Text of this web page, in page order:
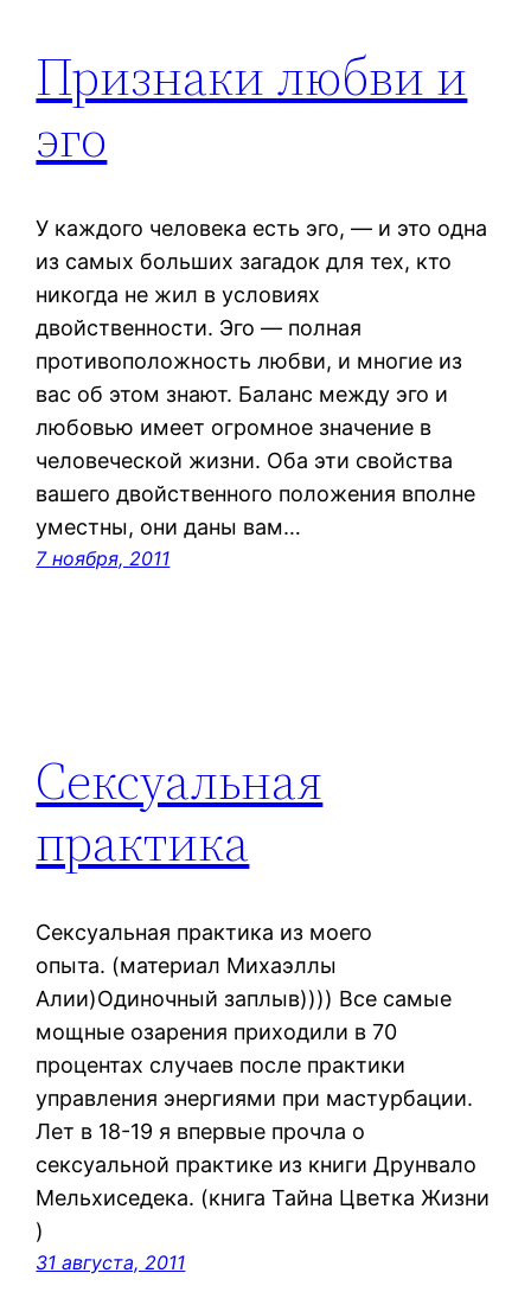
Признаки любви и
эго
У каждого человека есть эго, — и это одна
из самых больших загадок для тех, кто
никогда не жил в условиях
двойственности. Эго — полная
противоположность любви, и многие из
вас об этом знают. Баланс между эго и
любовью имеет огромное значение в
человеческой жизни. Оба эти свойства
вашего двойственного положения вполне
уместны, они даны вам…
7 ноября, 2011
Сексуальная
практика
Сексуальная практика из моего
опыта. (материал Михаэллы
Алии)Одиночный заплыв)))) Все самые
мощные озарения приходили в 70
процентах случаев после практики
управления энергиями при мастурбации.
Лет в 18-19 я впервые прочла о
сексуальной практике из книги Друнвало
Мельхиседека. (книга Тайна Цветка Жизни
)
31 августа, 2011